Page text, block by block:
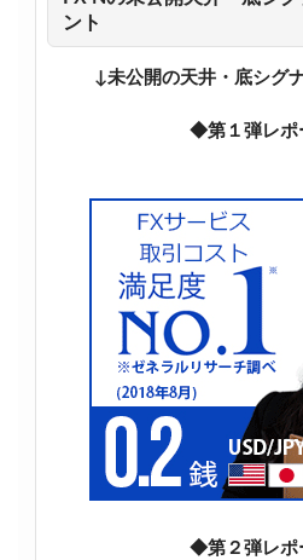
ント
↓未公開の天井・底シグ
◆第１弾レ
◆第２弾レ